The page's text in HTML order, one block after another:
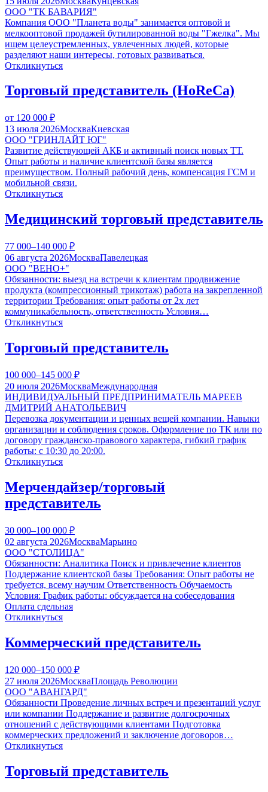
ООО "ТК БАВАРИЯ"
Компания ООО "Планета воды" занимается оптовой и
мелкооптовой продажей бутилированной воды "Гжелка". Мы
ищем целеустремленных, увлеченных людей, которые
разделяют наши интересы, готовых развиваться.
Откликнуться
Торговый представитель (HoReCa)
от 120 000 ₽
13 июля 2026МоскваКиевская
ООО "ГРИНЛАЙТ ЮГ"
Развитие действующей АКБ и активный поиск новых ТТ.
Опыт работы и наличие клиентской базы является
преимуществом. Полный рабочий день, компенсация ГСМ и
мобильной связи.
Откликнуться
Медицинский торговый представитель
77 000–140 000 ₽
06 августа 2026МоскваПавелецкая
ООО "ВЕНО+"
Обязанности: выезд на встречи к клиентам продвижение
продукта (компрессионный трикотаж) работа на закрепленной
территории Требования: опыт работы от 2х лет
коммуникабельность, ответственность Условия…
Откликнуться
Торговый представитель
100 000–145 000 ₽
20 июля 2026МоскваМеждународная
ИНДИВИДУАЛЬНЫЙ ПРЕДПРИНИМАТЕЛЬ МАРЕЕВ
ДМИТРИЙ АНАТОЛЬЕВИЧ
Перевозка документации и ценных вещей компании. Навыки
организации и соблюдения сроков. Оформление по ТК или по
договору гражданско-правового характера, гибкий график
работы: с 10:30 до 20:00.
Откликнуться
Мерчендайзер/торговый
представитель
30 000–100 000 ₽
02 августа 2026МоскваМарьино
ООО "СТОЛИЦА"
Обязанности: Аналитика Поиск и привлечение клиентов
Поддержание клиентской базы Требования: Опыт работы не
требуется, всему научим Ответственность Обучаемость
Условия: График работы: обсуждается на собеседования
Оплата сдельная
Откликнуться
Коммерческий представитель
120 000–150 000 ₽
27 июля 2026МоскваПлощадь Революции
ООО "АВАНГАРД"
Обязанности Проведение личных встреч и презентаций услуг
или компании Поддержание и развитие долгосрочных
отношений с действующими клиентами Подготовка
коммерческих предложений и заключение договоров…
Откликнуться
Торговый представитель